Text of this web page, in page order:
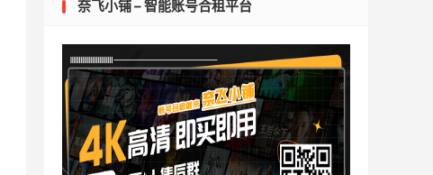
奈飞小铺 – 智能账号合租平台